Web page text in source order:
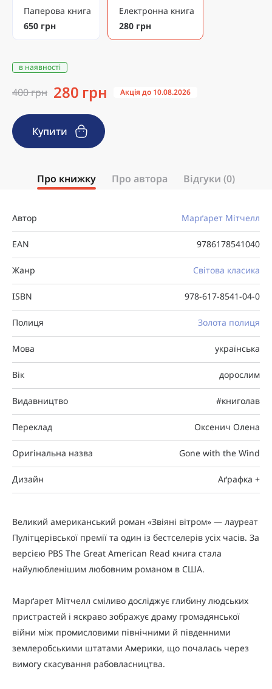
Паперова книга
650 грн
Електронна книга
280 грн
в наявності
400 грн 280 грн Акція до 10.08.2026
Купити
Про книжку Про автора Відгуки (0)
Автор Марґарет Мітчелл
EAN 9786178541040
Жанр Світова класика
ISBN 978-617-8541-04-0
Полиця Золота полиця
Мова українська
Вік дорослим
Видавництво #книголав
Переклад Оксенич Олена
Оригінальна назва Gone with the Wind
Дизайн Аґрафка +
Великий американський роман «Звіяні вітром» — лауреат
Пулітцерівської премії та один із бестселерів усіх часів. За
версією PBS The Great American Read книга стала
найулюбленішим любовним романом в США.
Марґарет Мітчелл сміливо досліджує глибину людських
пристрастей і яскраво зображує драму громадянської
війни між промисловими північними й південними
землеробськими штатами Америки, що почалась через
вимогу скасування рабовласництва.